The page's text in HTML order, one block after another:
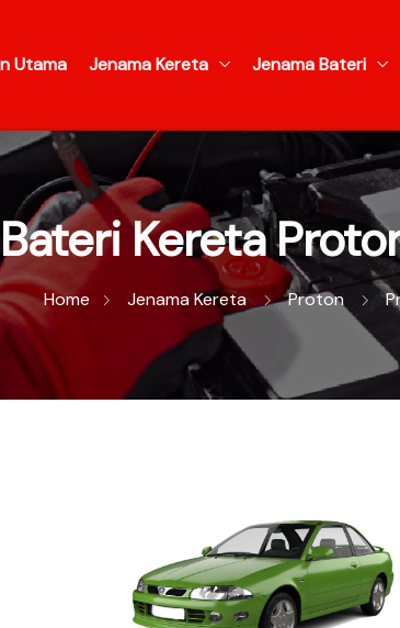
Utama Jenama Kereta Jenama Bateri
Bateri Kereta
Home Jenama Kereta Proton